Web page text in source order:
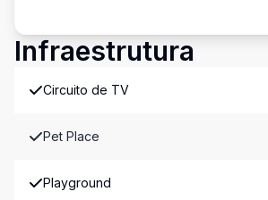
Infraestrutura
Circuito de TV
Pet Place
Playground